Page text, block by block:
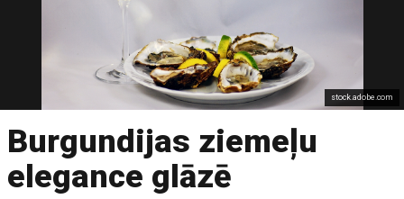
stock.adobe.com
Burgundijas ziemeļu
elegance glāzē